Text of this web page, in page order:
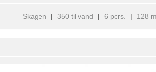
Skagen | 350 til vand | 6 pers. | 128